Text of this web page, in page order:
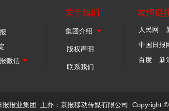
关于我们
版权声明
联系我们
友情链
人民网
中国日报
百度
新
报报业集团 主办：京报移动传媒有限公司 Copyright